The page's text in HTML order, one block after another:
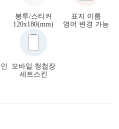
봉투/스티커
120x180(mm)
표지 이름
영어 변경 가능
모바일 청첩장
세트스킨